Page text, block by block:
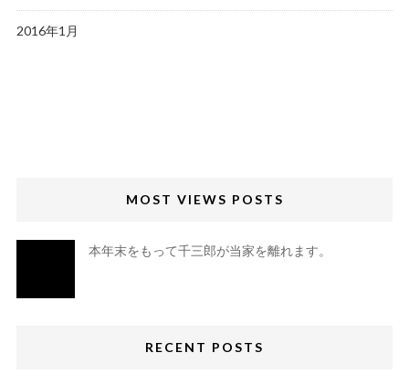
2016年1月
MOST VIEWS POSTS
本年末をもって千三郎が当家を離れます。
RECENT POSTS